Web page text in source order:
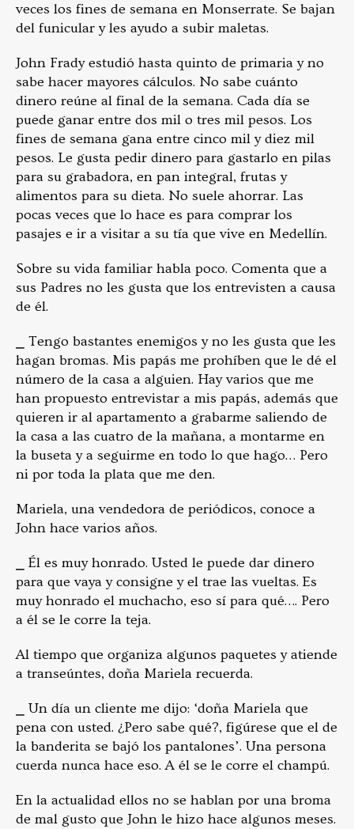
veces los fines de semana en Monserrate. Se bajan
del funicular y les ayudo a subir maletas.
John Frady estudió hasta quinto de primaria y no
sabe hacer mayores cálculos. No sabe cuánto
dinero reúne al final de la semana. Cada día se
puede ganar entre dos mil o tres mil pesos. Los
fines de semana gana entre cinco mil y diez mil
pesos. Le gusta pedir dinero para gastarlo en pilas
para su grabadora, en pan integral, frutas y
alimentos para su dieta. No suele ahorrar. Las
pocas veces que lo hace es para comprar los
pasajes e ir a visitar a su tía que vive en Medellín.
Sobre su vida familiar habla poco. Comenta que a
sus Padres no les gusta que los entrevisten a causa
de él.
⎯ Tengo bastantes enemigos y no les gusta que les
hagan bromas. Mis papás me prohíben que le dé el
número de la casa a alguien. Hay varios que me
han propuesto entrevistar a mis papás, además que
quieren ir al apartamento a grabarme saliendo de
la casa a las cuatro de la mañana, a montarme en
la buseta y a seguirme en todo lo que hago… Pero
ni por toda la plata que me den.
Mariela, una vendedora de periódicos, conoce a
John hace varios años.
⎯ Él es muy honrado. Usted le puede dar dinero
para que vaya y consigne y el trae las vueltas. Es
muy honrado el muchacho, eso sí para qué…. Pero
a él se le corre la teja.
Al tiempo que organiza algunos paquetes y atiende
a transeúntes, doña Mariela recuerda.
⎯ Un día un cliente me dijo: ‘doña Mariela que
pena con usted. ¿Pero sabe qué?, figúrese que el de
la banderita se bajó los pantalones’. Una persona
cuerda nunca hace eso. A él se le corre el champú.
En la actualidad ellos no se hablan por una broma
de mal gusto que John le hizo hace algunos meses.